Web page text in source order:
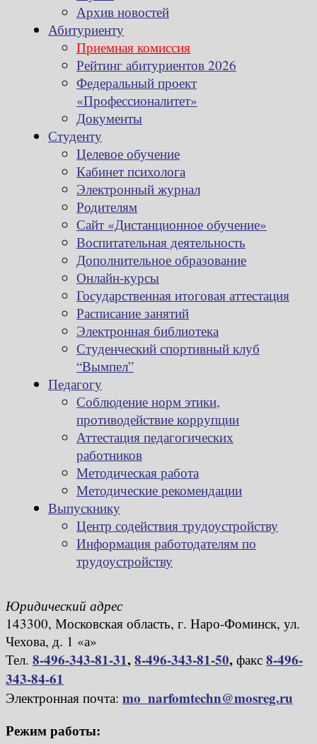
Архив новостей
Абитуриенту
Приемная комиссия
Рейтинг абитуриентов 2026
Федеральный проект
«Профессионалитет»
Документы
Студенту
Целевое обучение
Кабинет психолога
Электронный журнал
Родителям
Сайт «Дистанционное обучение»
Воспитательная деятельность
Дополнительное образование
Онлайн-курсы
Государственная итоговая аттестация
Расписание занятий
Электронная библиотека
Студенческий спортивный клуб
“Вымпел”
Педагогу
Соблюдение норм этики,
противодействие коррупции
Аттестация педагогических
работников
Методическая работа
Методические рекомендации
Выпускнику
Центр содействия трудоустройству
Информация работодателям по
трудоустройству
Юридический адрес
143300, Московская область, г. Наро-Фоминск, ул.
Чехова, д. 1 «а»
Тел. 8-496-343-81-31,8-496-343-81-50, факс 8-496-
343-84-61
Электронная почта: mo_narfomtechn@mosreg.ru
Режим работы: